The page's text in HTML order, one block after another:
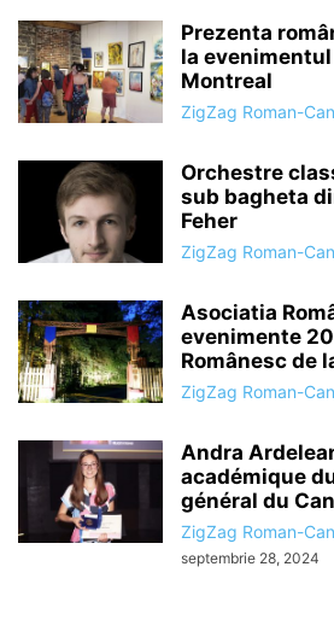
Prezenta
la
Montreal
ZigZag Roman-
Orchestre
sub bagheta
Feher
ZigZag Roman-
Asociatia
evenimente
Românesc de
ZigZag Roman-
Andra
académique
général du
ZigZag Roman-
septembrie 28, 2024